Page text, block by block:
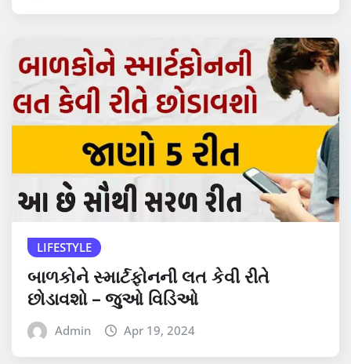
LIFESTYLE
બાળકોને સ્માર્ટફોનની લત કેવી રીતે
છોડાવશો – જુઓ વિડિઓ
Admin Apr 19, 2024